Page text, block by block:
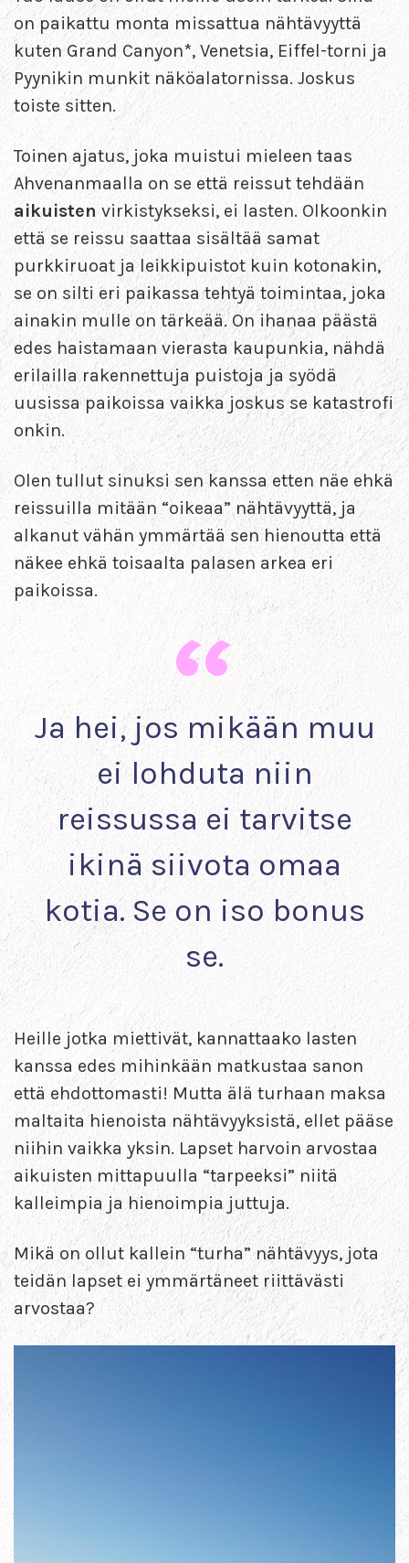
on paikattu monta missattua nähtävyyttä
kuten Grand Canyon*, Venetsia, Eiffel-torni ja
Pyynikin munkit näköalatornissa. Joskus
toiste sitten.
Toinen ajatus, joka muistui mieleen taas
Ahvenanmaalla on se että reissut tehdään
aikuisten virkistykseksi, ei lasten. Olkoonkin
että se reissu saattaa sisältää samat
purkkiruoat ja leikkipuistot kuin kotonakin,
se on silti eri paikassa tehtyä toimintaa, joka
ainakin mulle on tärkeää. On ihanaa päästä
edes haistamaan vierasta kaupunkia, nähdä
erilailla rakennettuja puistoja ja syödä
uusissa paikoissa vaikka joskus se katastrofi
onkin.
Olen tullut sinuksi sen kanssa etten näe ehkä
reissuilla mitään “oikeaa” nähtävyyttä, ja
alkanut vähän ymmärtää sen hienoutta että
näkee ehkä toisaalta palasen arkea eri
paikoissa.
Ja hei, jos mikään muu
ei lohduta niin
reissussa ei tarvitse
ikinä siivota omaa
kotia. Se on iso bonus
se.
Heille jotka miettivät, kannattaako lasten
kanssa edes mihinkään matkustaa sanon
että ehdottomasti! Mutta älä turhaan maksa
maltaita hienoista nähtävyyksistä, ellet pääse
niihin vaikka yksin. Lapset harvoin arvostaa
aikuisten mittapuulla “tarpeeksi” niitä
kalleimpia ja hienoimpia juttuja.
Mikä on ollut kallein “turha” nähtävyys, jota
teidän lapset ei ymmärtäneet riittävästi
arvostaa?